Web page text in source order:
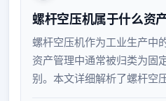
螺杆空压机属于什么资
螺杆空压机作为工业生产中
资产管理中通常被归类为固
别。本文详细解析了螺杆空